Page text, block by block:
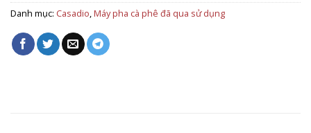
Danh mục: Casadio,Máy pha cà phê đã qua sử dụng